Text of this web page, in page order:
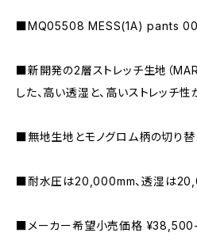
■MQ05508 MESS(1A) pants
■新開発の2層ストレッチ生地（
した、高い透湿と、高いストレッチ性
■無地生地とモノグロム柄の切り替
■耐水圧は20,000mm、透湿は
■メーカー希望小売価格 ¥38,500-